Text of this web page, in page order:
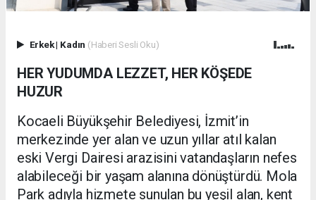
Erkek| Kadın (Haberi Sesli Oku)
HER YUDUMDA LEZZET, HER KÖŞEDE
HUZUR
Kocaeli Büyükşehir Belediyesi, İzmit’in
merkezinde yer alan ve uzun yıllar atıl kalan
eski Vergi Dairesi arazisini vatandaşların nefes
alabileceği bir yaşam alanına dönüştürdü. Mola
Park adıyla hizmete sunulan bu yeşil alan, kent